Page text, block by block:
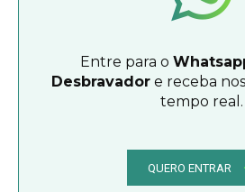
Entre para o
Desbravador e receba
tempo real.
QUERO ENTRAR